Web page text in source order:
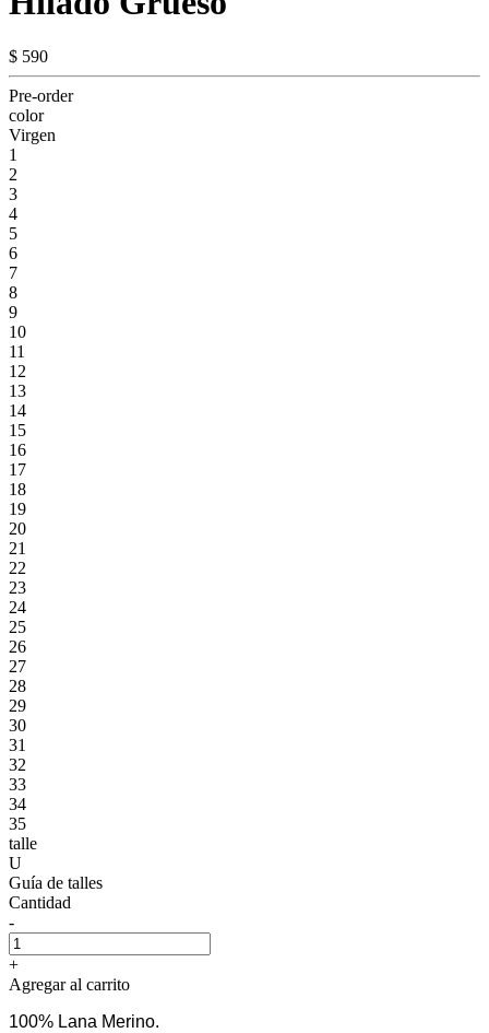
$ 590
Pre-order
color
Virgen
1
2
3
4
5
6
7
8
9
10
11
12
13
14
15
16
17
18
19
20
21
22
23
24
25
26
27
28
29
30
31
32
33
34
35
talle
U
Guía de talles
Cantidad
-
+
Agregar al carrito
100% Lana Merino.